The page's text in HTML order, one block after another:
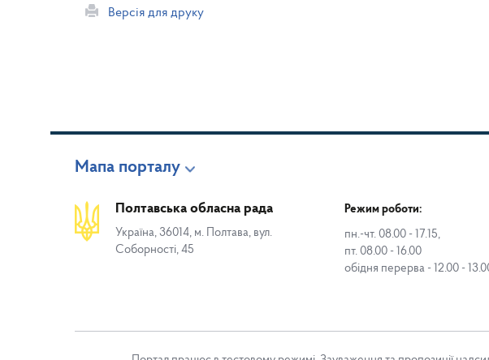
Версія для друку
Мапа порталу
Полтавська обласна рада
Україна, 36014, м. Полтава, вул.
Соборності, 45
Режим роботи:
пн.-чт. 08.00 - 17.15,
пт. 08.00 - 16.00
обідня перерва - 12.00 -